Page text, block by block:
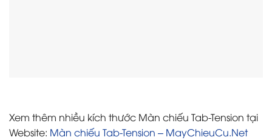
Xem thêm nhiều kích thước Màn chiếu Tab-Tension tại
Website: Màn chiếu Tab-Tension – MayChieuCu.Net